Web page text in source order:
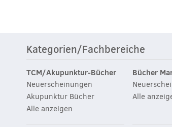
Kategorien/Fachbereiche
TCM/Akupunktur-Bücher
Neuerscheinungen
Akupunktur Bücher
Alle anzeigen
Bücher
Alle